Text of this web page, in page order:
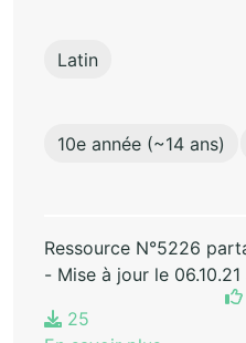
Latin
10e année (~14 ans)
Ressource N°5226
- Mise à jour le
25